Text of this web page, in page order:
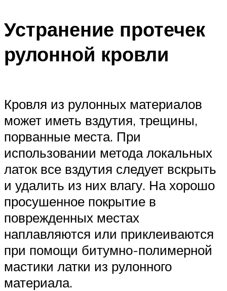
Устранение протечек
рулонной кровли
Кровля из рулонных материалов
может иметь вздутия, трещины,
порванные места. При
использовании метода локальных
латок все вздутия следует вскрыть
и удалить из них влагу. На хорошо
просушенное покрытие в
поврежденных местах
наплавляются или приклеиваются
при помощи битумно-полимерной
мастики латки из рулонного
материала.